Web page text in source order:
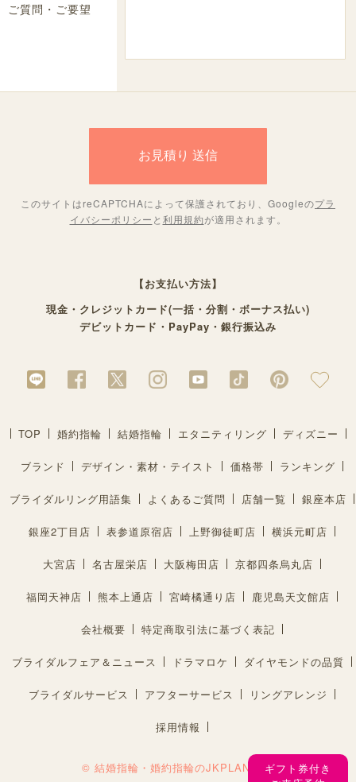
ご質問・ご要望
このサイトはreCAPTCHAによって保護されており、Googleのプラ
イバシーポリシー と 利用規約が適用されます。
ギフト券付き
【お支払い方法】
現金・クレジットカード(一括・分割・ボーナス払い)
デビットカード・PayPay・銀行振込み
TOP 婚約指輪 結婚指輪 エタニティリング ディズニー
ブランド デザイン・素材・テイスト 価格帯 ランキング
ブライダルリング用語集 よくあるご質問 店舗一覧 銀座本店
銀座2丁目店 表参道原宿店 上野御徒町店 横浜元町店
大宮店 名古屋栄店 大阪梅田店 京都四条烏丸店
福岡天神店 熊本上通店 宮崎橘通り店 鹿児島天文館店
会社概要 特定商取引法に基づく表記
ブライダルフェア＆ニュース ドラマロケ ダイヤモンドの品質
ブライダルサービス アフターサービス リングアレンジ
採用情報
© 結婚指輪・婚約指輪のJKPLANET®︎